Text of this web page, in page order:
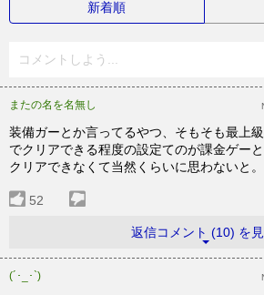
新着順
コメントしよう...
またの名を名無し
装備ガーとか言ってるやつ、そもそも最上
でクリアできる程度の設定てのが課金ゲー
クリアできなくて当然くらいに思わないと。
52
返信コメント (10) を
(´･_･`)